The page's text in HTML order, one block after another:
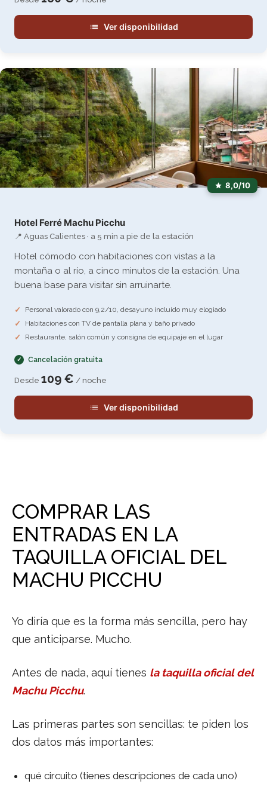
Ver disponibilidad
8,0/10
Hotel Ferré Machu Picchu
📍 Aguas Calientes · a 5 min a pie de la estación
Hotel cómodo con habitaciones con vistas a la
montaña o al río, a cinco minutos de la estación. Una
buena base para visitar sin arruinarte.
Personal valorado con 9,2/10, desayuno incluido muy elogiado
Habitaciones con TV de pantalla plana y baño privado
Restaurante, salón común y consigna de equipaje en el lugar
Cancelación gratuita
Desde 109 € / noche
Ver disponibilidad
COMPRAR LAS
ENTRADAS EN LA
TAQUILLA OFICIAL DEL
MACHU PICCHU
Yo diría que es la forma más sencilla, pero hay
que anticiparse. Mucho.
Antes de nada, aquí tienes la taquilla oficial del
Machu Picchu.
Las primeras partes son sencillas: te piden los
dos datos más importantes:
qué circuito (tienes descripciones de cada uno)